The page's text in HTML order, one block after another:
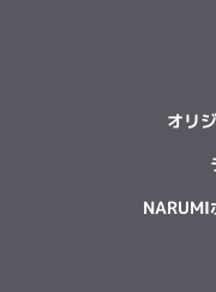
オリ
NARUMI